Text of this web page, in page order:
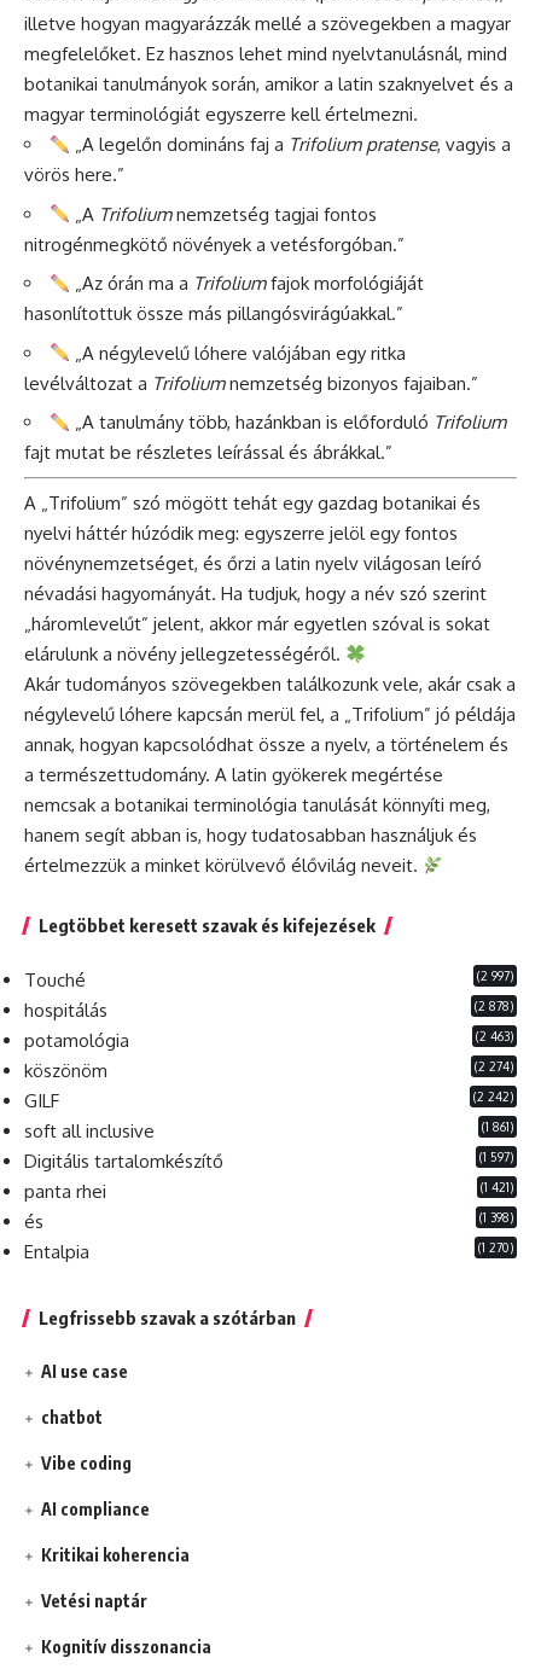
illetve hogyan magyarázzák mellé a szövegekben a magyar
megfelelőket. Ez hasznos lehet mind nyelvtanulásnál, mind
botanikai tanulmányok során, amikor a latin szaknyelvet és a
magyar terminológiát egyszerre kell értelmezni.
„A legelőn domináns faj a Trifolium pratense, vagyis a
vörös here.”
„A Trifoliumnemzetség tagjai fontos
nitrogénmegkötő növények a vetésforgóban.”
„Az órán ma a Trifoliumfajok morfológiáját
hasonlítottuk össze más pillangósvirágúakkal.”
„A négylevelű lóhere valójában egy ritka
levélváltozat a Trifoliumnemzetség bizonyos fajaiban.”
„A tanulmány több, hazánkban is előforduló Trifolium
fajt mutat be részletes leírással és ábrákkal.”
A „Trifolium” szó mögött tehát egy gazdag botanikai és
nyelvi háttér húzódik meg: egyszerre jelöl egy fontos
növénynemzetséget, és őrzi a latin nyelv világosan leíró
névadási hagyományát. Ha tudjuk, hogy a név szó szerint
„háromlevelűt” jelent, akkor már egyetlen szóval is sokat
elárulunk a növény jellegzetességéről.
Akár tudományos szövegekben találkozunk vele, akár csak a
négylevelű lóhere kapcsán merül fel, a „Trifolium” jó példája
annak, hogyan kapcsolódhat össze a nyelv, a történelem és
a természettudomány. A latin gyökerek megértése
nemcsak a botanikai terminológia tanulását könnyíti meg,
hanem segít abban is, hogy tudatosabban használjuk és
értelmezzük a minket körülvevő élővilág neveit.
Legtöbbet keresett szavak és kifejezések
Touché (2 997)
hospitálás (2 878)
potamológia (2 463)
köszönöm (2 274)
GILF (2 242)
soft all inclusive (1 861)
Digitális tartalomkészítő (1 597)
panta rhei (1 421)
és (1 398)
Entalpia (1 270)
Legfrissebb szavak a szótárban
AI use case
chatbot
Vibe coding
AI compliance
Kritikai koherencia
Vetési naptár
Kognitív disszonancia